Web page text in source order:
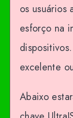
os usuários
esforço na
excelente
Abaixo